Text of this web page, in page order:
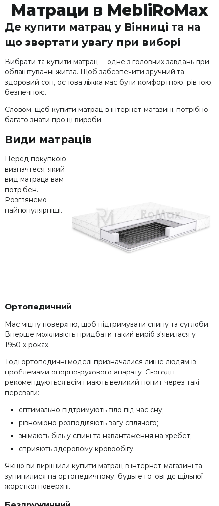
Матраци в MebliRoMax
Де купити матрац у Вінниці та на
що звертати увагу при виборі
Вибрати та купити матрац —одне з головних завдань при
облаштуванні житла. Щоб забезпечити зручний та
здоровий сон, основа ліжка має бути комфортною, рівною,
безпечною.
Словом, щоб купити матрац в інтернет-магазині, потрібно
багато знати про ці вироби.
Види матраців
Перед покупкою
визначтеся, який
вид матраца вам
потрібен.
Розглянемо
найпопулярніші.
Ортопедичний
Має міцну поверхню, щоб підтримувати спину та суглоби.
Вперше можливість придбати такий виріб з'явилася у
1950-х роках.
Тоді ортопедичні моделі призначалися лише людям із
проблемами опорно-рухового апарату. Сьогодні
рекомендуються всім і мають великий попит через такі
переваги:
оптимально підтримують тіло під час сну;
рівномірно розподіляють вагу сплячого;
знімають біль у спині та навантаження на хребет;
сприяють здоровому кровообігу.
Якщо ви вирішили купити матрац в інтернет-магазині та
зупинилися на ортопедичному, будьте готові до щільної
жорсткої поверхні.